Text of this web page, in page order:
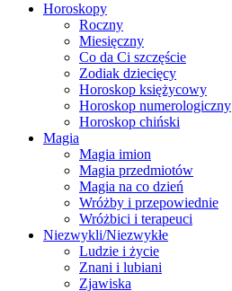
Horoskopy
Roczny
Miesięczny
Co da Ci szczęście
Zodiak dziecięcy
Horoskop księżycowy
Horoskop numerologiczny
Horoskop chiński
Magia
Magia imion
Magia przedmiotów
Magia na co dzień
Wróżby i przepowiednie
Wróżbici i terapeuci
Niezwykli/Niezwykłe
Ludzie i życie
Znani i lubiani
Zjawiska